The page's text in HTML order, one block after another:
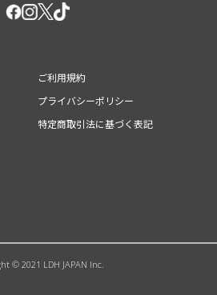
ご利用規約
プライバシーポリシー
特定商取引法に基づく表記
© 2021 LDH JAPAN Inc.